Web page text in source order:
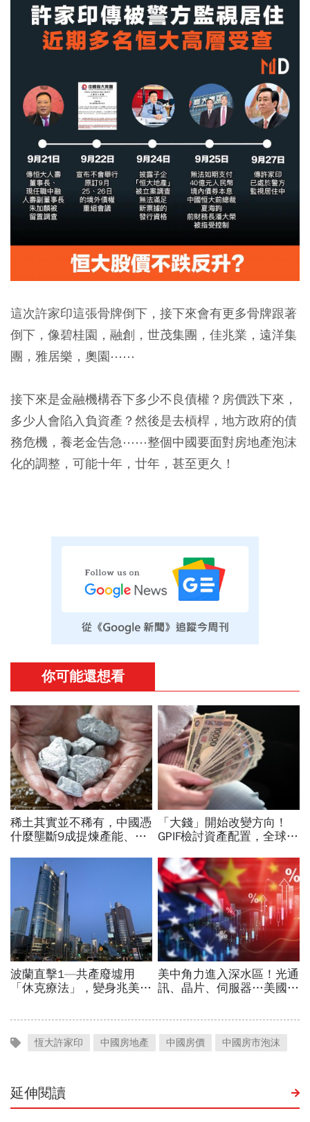
這次許家印這張骨牌倒下，接下來會有更多骨牌跟著
倒下，像碧桂園，融創，世茂集團，佳兆業，遠洋集
團，雅居樂，奧園⋯⋯
接下來是金融機構吞下多少不良債權？房價跌下來，
多少人會陷入負資產？然後是去槓桿，地方政府的債
務危機，養老金告急⋯⋯整個中國要面對房地產泡沫
化的調整，可能十年，廿年，甚至更久！
恆大許家印 中國房地產 中國房價 中國房市泡沫
延伸閱讀